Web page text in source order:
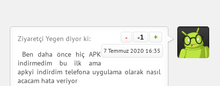
- -1 +
Ziyaretçi Yegen diyor ki:
7 Temmuz 2020 16:35
Ben daha önce hiç APK
indirmedim bu ilk ama
apkyi indirdim telefona uygulama olarak nasıl
acacam hata veriyor